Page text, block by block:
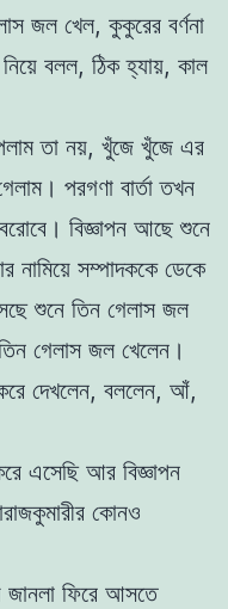
জল খেল, কুকুরের বর্ণনা
বলল, ঠিক হ্যায়, কাল
তা নয়, খুঁজে খুঁজে এর
পরগণা বার্তা তখন
বিজ্ঞাপন আছে শুনে
নামিয়ে সম্পাদককে ডেকে
শুনে তিন গেলাস জল
গেলাস জল খেলেন।
দেখলেন, বললেন, আঁ,
এসেছি আর বিজ্ঞাপন
কোনও
জানলা ফিরে আসতে